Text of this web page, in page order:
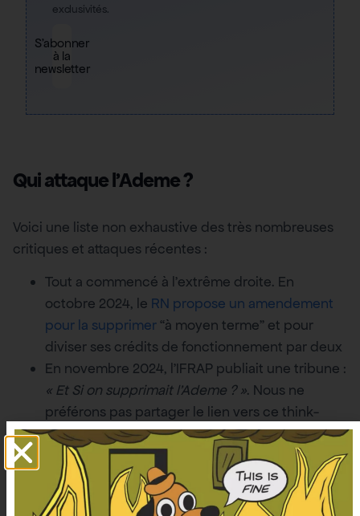
exclusivités.
S'abonner
à la
newsletter
Qui attaque l’Ademe ?
Voici une liste non exhaustive des très nombreuses
critiques et attaques récentes :
Tout a commencé à l’extrême droite. En
octobre 2024, le RN propose un amendement
pour la supprimer “à moyen terme” et pour
diviser ses crédits de fonctionnement par deux
En novembre 2024, l’IFRAP publiait une tribune :
« Et Si on supprimait l’Ademe ? ». Nous ne
préférons pas partager le lien vers ce think-
tank, lisez plutôtcette réponse à leur tribune
notre enquête qui montre qu’un tiers des
articles du site de ce think tank sont trompeurs
ou inexacts à propos de l’énergie, que l’IFRAP